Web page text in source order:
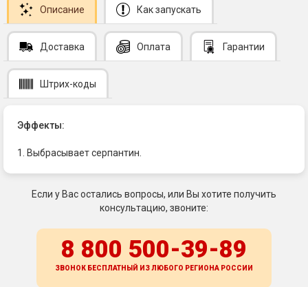
Описание Как запускать
Доставка Оплата Гарантии
Штрих-коды
Эффекты:
1. Выбрасывает серпантин.
Если у Вас остались вопросы, или Вы хотите получить
консультацию, звоните:
8 800 500-39-89
ЗВОНОК БЕСПЛАТНЫЙ ИЗ ЛЮБОГО РЕГИОНА РОССИИ